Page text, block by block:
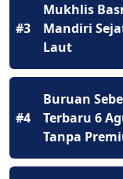
#3
Mukhlis
Mandiri
Laut
#4
Buruan
Terbaru 6
Tanpa